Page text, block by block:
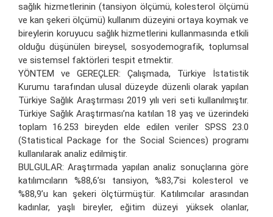
sağlık hizmetlerinin (tansiyon ölçümü, kolesterol ölçümü
ve kan şekeri ölçümü) kullanım düzeyini ortaya koymak ve
bireylerin koruyucu sağlık hizmetlerini kullanmasında etkili
olduğu düşünülen bireysel, sosyodemografik, toplumsal
ve sistemsel faktörleri tespit etmektir.
YÖNTEM ve GEREÇLER: Çalışmada, Türkiye İstatistik
Kurumu tarafından ulusal düzeyde düzenli olarak yapılan
Türkiye Sağlık Araştırması 2019 yılı veri seti kullanılmıştır.
Türkiye Sağlık Araştırması’na katılan 18 yaş ve üzerindeki
toplam 16.253 bireyden elde edilen veriler SPSS 23.0
(Statistical Package for the Social Sciences) programı
kullanılarak analiz edilmiştir.
BULGULAR: Araştırmada yapılan analiz sonuçlarına göre
katılımcıların %88,6’sı tansiyon, %83,7’si kolesterol ve
%88,9’u kan şekeri ölçtürmüştür. Katılımcılar arasından
kadınlar, yaşlı bireyler, eğitim düzeyi yüksek olanlar,